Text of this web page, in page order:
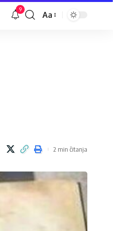
9
Veličina
Aa
2 min čitanja